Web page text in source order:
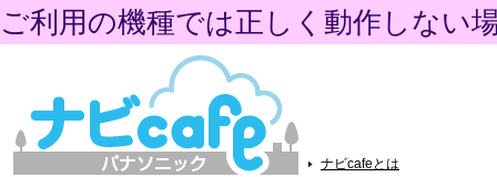
ご利用の機種では正しく動作しない
ナビcafeとは